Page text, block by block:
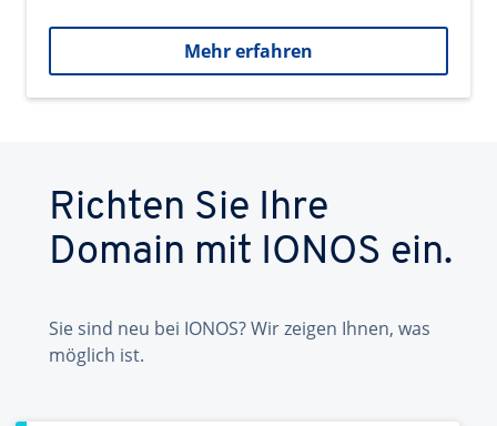
Mehr erfahren
Richten Sie Ihre
Domain mit IONOS ein.
Sie sind neu bei IONOS? Wir zeigen Ihnen, was
möglich ist.